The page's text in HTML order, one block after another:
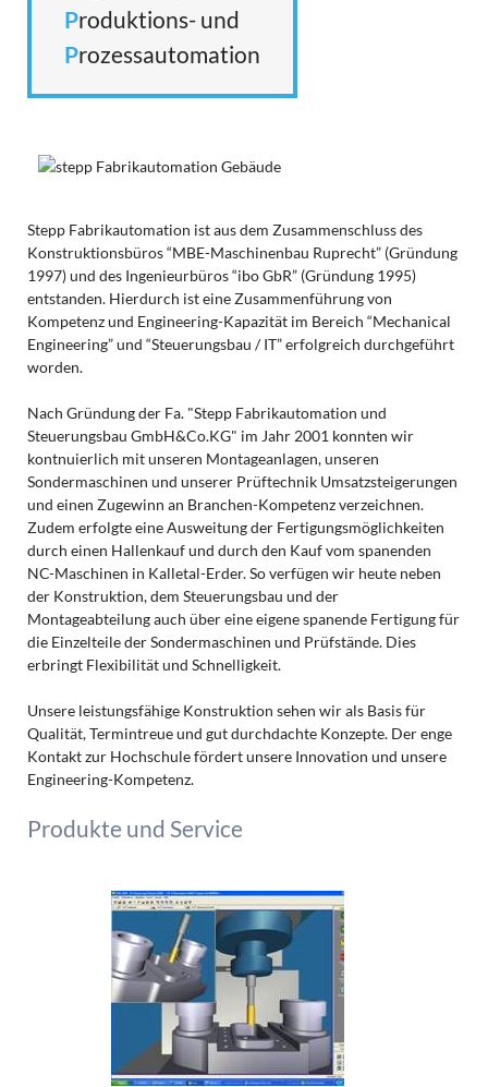
Produktions- und
Prozessautomation
Stepp Fabrikautomation ist aus dem Zusammenschluss des
Konstruktionsbüros “MBE-Maschinenbau Ruprecht” (Gründung
1997) und des Ingenieurbüros “ibo GbR” (Gründung 1995)
entstanden. Hierdurch ist eine Zusammenführung von
Kompetenz und Engineering-Kapazität im Bereich “Mechanical
Engineering” und “Steuerungsbau / IT” erfolgreich durchgeführt
worden.
Nach Gründung der Fa. "Stepp Fabrikautomation und
Steuerungsbau GmbH&Co.KG" im Jahr 2001 konnten wir
kontnuierlich mit unseren Montageanlagen, unseren
Sondermaschinen und unserer Prüftechnik Umsatzsteigerungen
und einen Zugewinn an Branchen-Kompetenz verzeichnen.
Zudem erfolgte eine Ausweitung der Fertigungsmöglichkeiten
durch einen Hallenkauf und durch den Kauf vom spanenden
NC-Maschinen in Kalletal-Erder. So verfügen wir heute neben
der Konstruktion, dem Steuerungsbau und der
Montageabteilung auch über eine eigene spanende Fertigung für
die Einzelteile der Sondermaschinen und Prüfstände. Dies
erbringt Flexibilität und Schnelligkeit.
Unsere leistungsfähige Konstruktion sehen wir als Basis für
Qualität, Termintreue und gut durchdachte Konzepte. Der enge
Kontakt zur Hochschule fördert unsere Innovation und unsere
Engineering-Kompetenz.
Produkte und Service